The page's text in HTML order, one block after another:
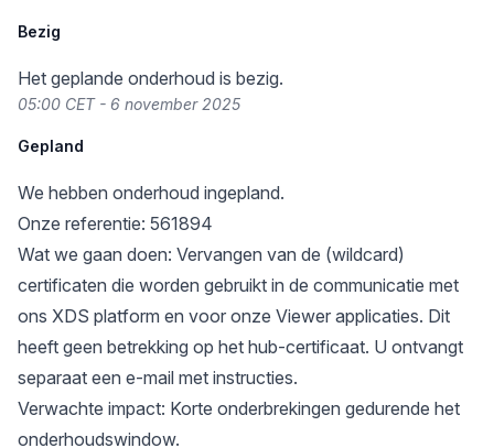
Bezig
Het geplande onderhoud is bezig.
05:00 CET - 6 november 2025
Gepland
We hebben onderhoud ingepland.
Onze referentie: 561894
Wat we gaan doen: Vervangen van de (wildcard)
certificaten die worden gebruikt in de communicatie met
ons XDS platform en voor onze Viewer applicaties. Dit
heeft geen betrekking op het hub-certificaat. U ontvangt
separaat een e-mail met instructies.
Verwachte impact: Korte onderbrekingen gedurende het
onderhoudswindow.